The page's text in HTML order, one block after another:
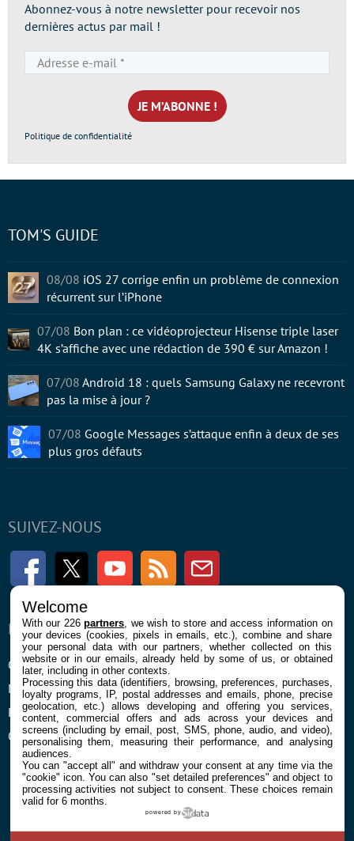
Abonnez-vous à notre newsletter pour recevoir nos
dernières actus par mail !
e-
mail
*
Politique de confidentialité
SUIVEZ-NOUS
FacebookTwitter Youtube RSS Newsletter
ENTREPRISE
Confidentialité et Cookies
Mentions légales et CGU
Préférences Cookies
Qui sommes nous
À PROPOS
Contact
TOM'S GUIDE
08/08 iOS 27 corrige enfin un problème de connexion
récurrent sur l’iPhone
07/08 Bon plan : ce vidéoprojecteur Hisense triple laser
4K s’affiche avec une rédaction de 390 € sur Amazon !
07/08 Android 18 : quels Samsung Galaxy ne recevront
pas la mise à jour ?
07/08 Google Messages s’attaque enfin à deux de ses
plus gros défauts
Welcome
With our 226partners , we wish to store and access information on
your devices (cookies, pixels in emails, etc.), combine and share
your personal data with our partners, whether collected on this
website or in our emails, already held by some of us, or obtained
later, including in other contexts.
Processing this data (identifiers, browsing, preferences, purchases,
loyalty programs, IP, postal addresses and emails, phone, precise
geolocation, etc.) allows developing and offering you services,
content, commercial offers and ads across your devices and
screens (including by email, post, SMS, phone, audio, and video),
personalising them, measuring their performance, and analysing
audiences.
You can "accept all" and withdraw your consent at any time via the
"cookie" icon. You can also "set detailed preferences" and object to
processing activities not subject to consent. These choices remain
valid for 6 months.
powered by